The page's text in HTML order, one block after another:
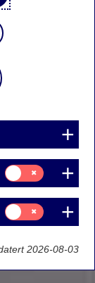
Samtykke
til:
Statistikk
Samtykke
til:
Markedsføring
2026-08-03